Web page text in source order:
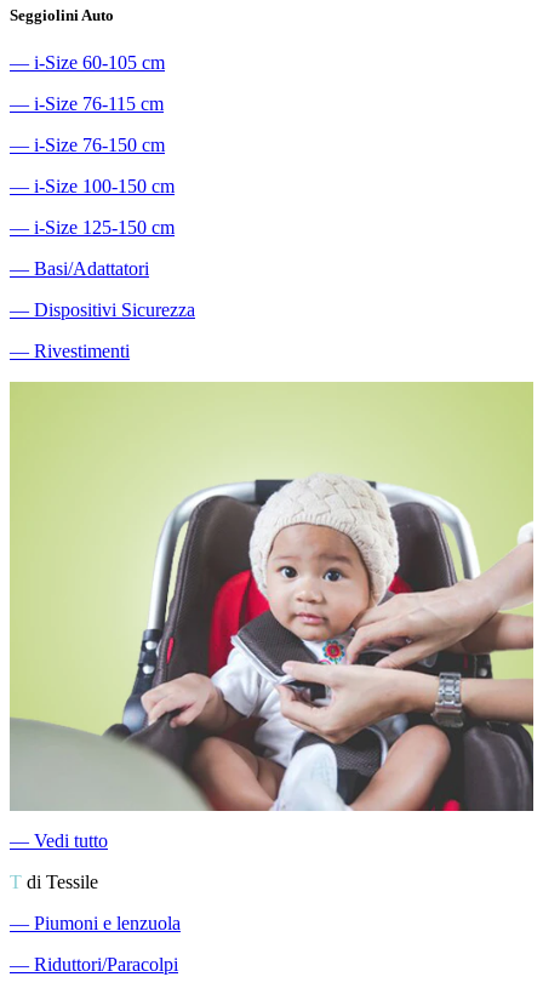
Seggiolini Auto
― i-Size 60-105 cm
― i-Size 76-115 cm
― i-Size 76-150 cm
― i-Size 100-150 cm
― i-Size 125-150 cm
― Basi/Adattatori
― Dispositivi Sicurezza
― Rivestimenti
― Vedi tutto
T di Tessile
― Piumoni e lenzuola
― Riduttori/Paracolpi